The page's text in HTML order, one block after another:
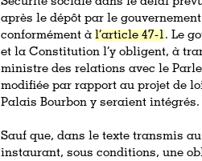
après le dépôt par le
conformément àl’article 47-1 . Le
et la Constitution l’y obligent, à
ministre des relations avec le
modifiée par rapport au projet de
Palais Bourbon y seraient intégrés.
Sauf que, dans le texte transmis
instaurant, sous conditions, une